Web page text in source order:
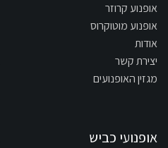
אופנוע קרוזר
אופנוע מוטוקרוס
אודות
יצירת קשר
מגזין האופנועים
אופנועי כביש